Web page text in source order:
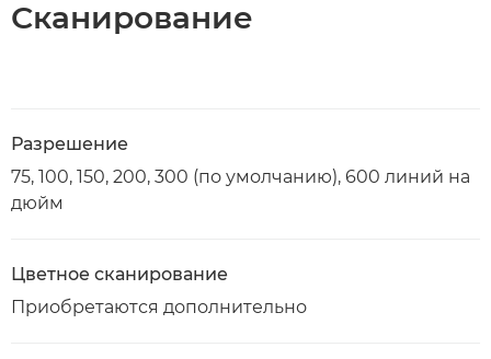
Сканирование
Разрешение
75, 100, 150, 200, 300 (по умолчанию), 600 линий на
дюйм
Цветное сканирование
Приобретаются дополнительно